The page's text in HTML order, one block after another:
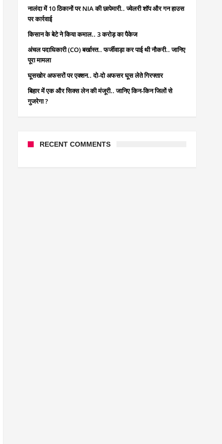
नालंदा में 10 ठिकानों पर NIA की छापेमारी.. ज्वेलरी शॉप और गन हाउस
पर कार्रवाई
किसान के बेटे ने किया कमाल.. 3 करोड़ का पैकेज
अंचल पदाधिकारी (CO) बर्खास्त.. फर्जीवाड़ा कर पाई थी नौकरी.. जानिए
पूरा मामला
घूसखोर अफसरों पर एक्शन.. दो-दो अफसर घूस लेते गिरफ्तार
बिहार में एक और सिक्स लेन की मंजूरी.. जानिए किन-किन जिलों से
गुजरेगा ?
RECENT COMMENTS